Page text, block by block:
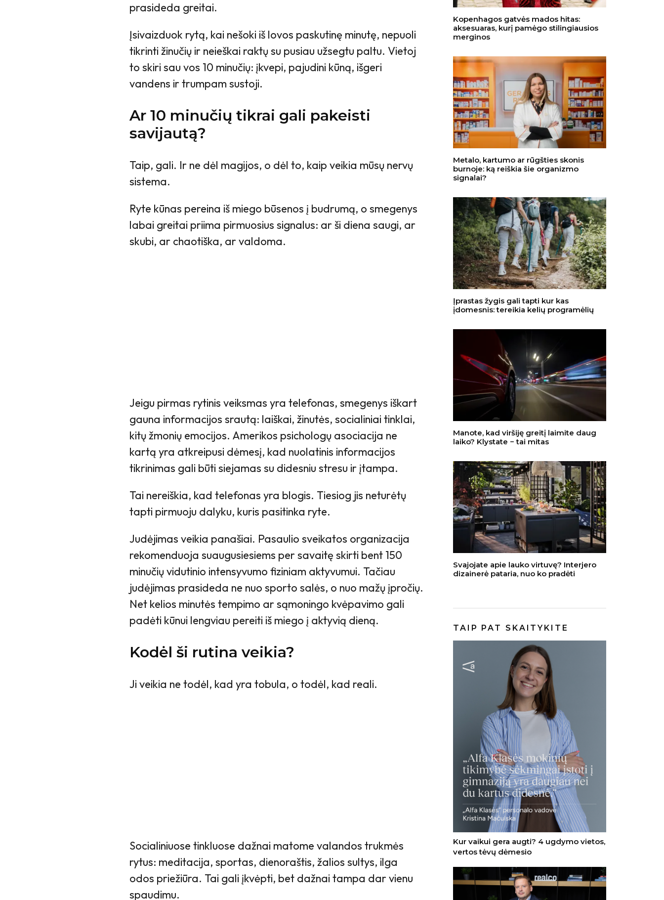
prasideda greitai.
Įsivaizduok rytą, kai nešoki iš lovos paskutinę minutę, nepuoli
tikrinti žinučių ir neieškai raktų su pusiau užsegtu paltu. Vietoj
to skiri sau vos 10 minučių: įkvepi, pajudini kūną, išgeri
vandens ir trumpam sustoji.
Ar 10 minučių tikrai gali pakeisti
savijautą?
Taip, gali. Ir ne dėl magijos, o dėl to, kaip veikia mūsų nervų
sistema.
Ryte kūnas pereina iš miego būsenos į budrumą, o smegenys
labai greitai priima pirmuosius signalus: ar ši diena saugi, ar
skubi, ar chaotiška, ar valdoma.
Jeigu pirmas rytinis veiksmas yra telefonas, smegenys iškart
gauna informacijos srautą: laiškai, žinutės, socialiniai tinklai,
kitų žmonių emocijos. Amerikos psichologų asociacija ne
kartą yra atkreipusi dėmesį, kad nuolatinis informacijos
tikrinimas gali būti siejamas su didesniu stresu ir įtampa.
Tai nereiškia, kad telefonas yra blogis. Tiesiog jis neturėtų
tapti pirmuoju dalyku, kuris pasitinka ryte.
Judėjimas veikia panašiai. Pasaulio sveikatos organizacija
rekomenduoja suaugusiesiems per savaitę skirti bent 150
minučių vidutinio intensyvumo fiziniam aktyvumui. Tačiau
judėjimas prasideda ne nuo sporto salės, o nuo mažų įpročių.
Net kelios minutės tempimo ar sąmoningo kvėpavimo gali
padėti kūnui lengviau pereiti iš miego į aktyvią dieną.
Kodėl ši rutina veikia?
Ji veikia ne todėl, kad yra tobula, o todėl, kad reali.
Socialiniuose tinkluose dažnai matome valandos trukmės
rytus: meditacija, sportas, dienoraštis, žalios sultys, ilga
odos priežiūra. Tai gali įkvėpti, bet dažnai tampa dar vienu
spaudimu.
Kopenhagos gatvės mados hitas:
aksesuaras, kurį pamėgo stilingiausios
merginos
Metalo, kartumo ar rūgšties skonis
burnoje: ką reiškia šie organizmo
signalai?
Įprastas žygis gali tapti kur kas
įdomesnis: tereikia kelių programėlių
Manote, kad viršiję greitį laimite daug
laiko? Klystate − tai mitas
Svajojate apie lauko virtuvę? Interjero
dizainerė pataria, nuo ko pradėti
TAIP PAT SKAITYKITE
Kur vaikui gera augti? 4 ugdymo vietos,
vertos tėvų dėmesio